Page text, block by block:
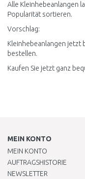
Alle Kleinhebeanlangen
Popularität sortieren.
Vorschlag:
Kleinhebeanlangen jetzt
bestellen.
Kaufen Sie jetzt ganz
MEIN KONTO
MEIN KONTO
AUFTRAGSHISTORIE
NEWSLETTER